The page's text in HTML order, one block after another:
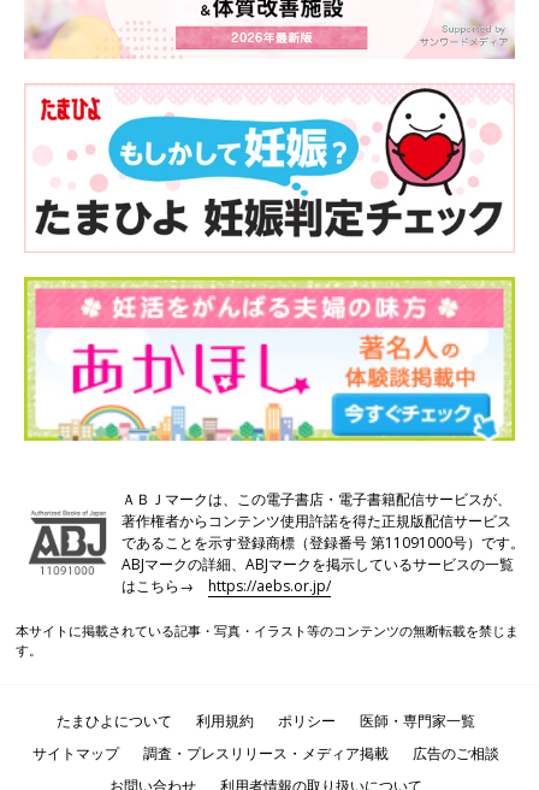
況に応じて、約5日で胚盤胞と呼ばれる状態になってから移植す
る場合も。
■監修
齊藤英和 先生
【マンガで解説】治療の流れを知ろう！
不妊治療クリニック受診ガイドSTEP2［
不妊の原因について］
妊活を始めたけれど…なかなか妊娠しない。そ
ろそろクリニックに行ったほうがいい？ クリニ
ックでの不妊治療の最初のステップは「検査」
です。どんな検査をするのか、また必要な準備
についてマンガでお伝えします！ その先にある
藤英和先生に詳しく解説していただきました。
検査が済むと、病気があれば治療をして、場合
によっては病気の治療と並行して、いよいよ不
妊治療の計画を立てます。まずは医師の指導の
もと、タイミング法からスタートするのがスタ
■マンガ・イラスト/本田佳世
※記事掲載の内容は2026年1月28日現在のものです。以降変更さ
れることもありますので、ご了承ください。
▼『妊活たまごクラブ2026-2027』は、妊活に役立
ＡＢＪマークは、この電子書店・電子書籍配信サービスが、
著作権者からコンテンツ使用許諾を得た正規版配信サービス
であることを示す登録商標（登録番号 第11091000号）です。
ABJマークの詳細、ABJマークを掲示しているサービスの一覧
はこちら→https://aebs.or.jp/
本サイトに掲載されている記事・写真・イラスト等のコンテンツの無断転載を禁じま
す。
たまひよについて 利用規約 ポリシー
医師・専門家一覧
サイトマップ
調査・プレスリリース・メディア掲載
広告のご相談
お問い合わせ
利用者情報の取り扱いについて